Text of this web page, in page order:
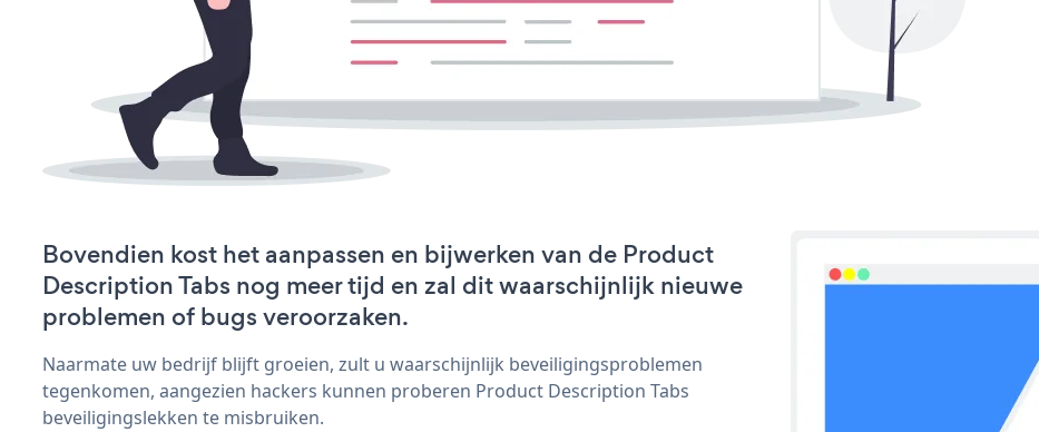
Bovendien kost het aanpassen en bijwerken van de Product
Description Tabs nog meer tijd en zal dit waarschijnlijk nieuwe
problemen of bugs veroorzaken.
Naarmate uw bedrijf blijft groeien, zult u waarschijnlijk beveiligingsproblemen
tegenkomen, aangezien hackers kunnen proberen Product Description Tabs
beveiligingslekken te misbruiken.